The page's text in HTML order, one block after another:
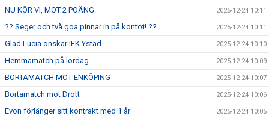
NU KÖR VI, MOT 2 POÄNG 2025-12-24 10:11
?? Seger och två goa pinnar in på kontot! ?? 2025-12-24 10:11
Glad Lucia önskar IFK Ystad 2025-12-24 10:10
Hemmamatch på lördag 2025-12-24 10:09
BORTAMATCH MOT ENKÖPING 2025-12-24 10:07
Bortamatch mot Drott 2025-12-24 10:06
Evon förlänger sitt kontrakt med 1 år 2025-12-24 10:05